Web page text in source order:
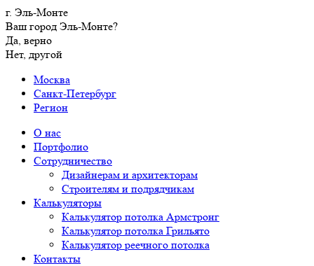
г. Эль-Монте
Ваш город Эль-Монте?
Да, верно
Нет, другой
Москва
Санкт-Петербург
Регион
О нас
Портфолио
Сотрудничество
Дизайнерам и архитекторам
Строителям и подрядчикам
Калькуляторы
Калькулятор потолка Армстронг
Калькулятор потолка Грильято
Калькулятор реечного потолка
Контакты